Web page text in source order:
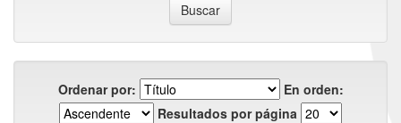
Ordenar por:
En orden:
Resultados por página